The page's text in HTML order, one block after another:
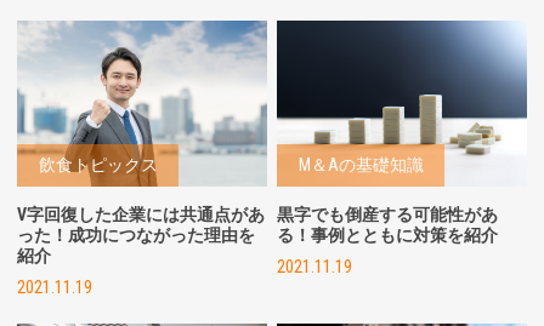
飲食トピックス
V字回復した企業には共通点があ
った！成功につながった理由を
紹介
2021.11.19
M＆Aの基礎知識
黒字でも倒産する可能性があ
る！事例とともに対策を紹介
2021.11.19